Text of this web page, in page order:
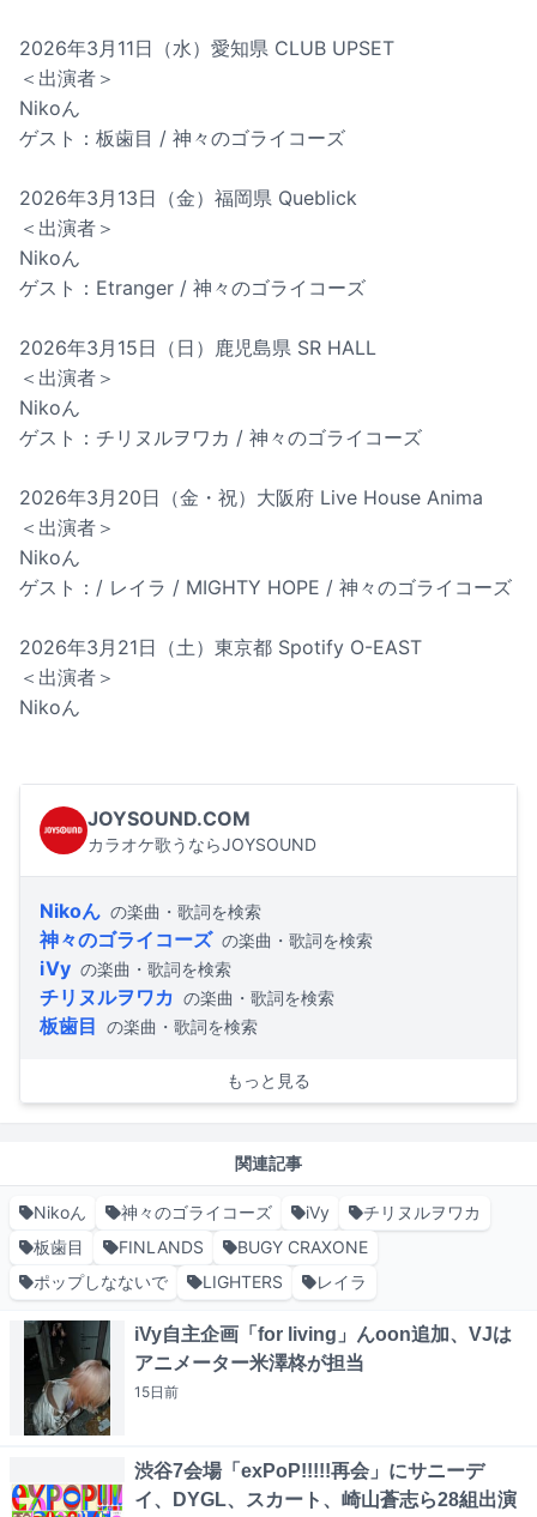
2026年3月11日（水）愛知県 CLUB UPSET
＜出演者＞
Nikoん
ゲスト：板歯目 / 神々のゴライコーズ
2026年3月13日（金）福岡県 Queblick
＜出演者＞
Nikoん
ゲスト：Etranger / 神々のゴライコーズ
2026年3月15日（日）鹿児島県 SR HALL
＜出演者＞
Nikoん
ゲスト：チリヌルヲワカ / 神々のゴライコーズ
2026年3月20日（金・祝）大阪府 Live House Anima
＜出演者＞
Nikoん
ゲスト：/ レイラ / MIGHTY HOPE / 神々のゴライコーズ
2026年3月21日（土）東京都 Spotify O-EAST
＜出演者＞
Nikoん
JOYSOUND.COM
カラオケ歌うならJOYSOUND
Nikoん の楽曲・歌詞を検索
神々のゴライコーズ の楽曲・歌詞を検索
iVy の楽曲・歌詞を検索
チリヌルヲワカ の楽曲・歌詞を検索
板歯目 の楽曲・歌詞を検索
もっと見る
関連記事
Nikoん 神々のゴライコーズ iVy
チリヌルヲワカ
板歯目
FINLANDS
BUGY CRAXONE
ポップしなないで
LIGHTERS レイラ
iVy自主企画「for living」んoon追加、VJは
アニメーター米澤柊が担当
15日前
渋谷7会場「exPoP!!!!!再会」にサニーデ
イ、DYGL、スカート、崎山蒼志ら28組出演